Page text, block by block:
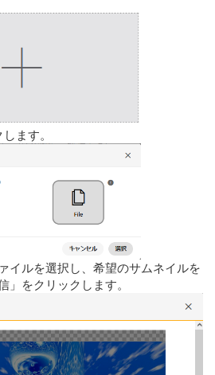
ます。
イルを選択し、希望のサムネイルを
」をクリックします。